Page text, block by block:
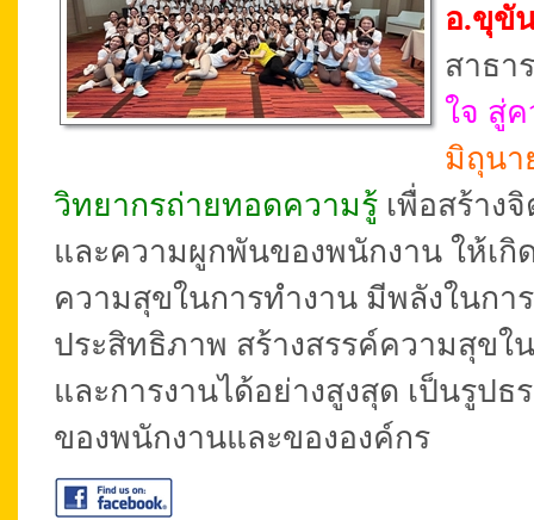
อ.ขุขั
สาธา
ใจ สู่
มิถุนา
วิทยากรถ่ายทอดความรู้ เพื่อสร้าง
และความผูกพันของพนักงาน ให้เ
ความสุขในการทำงาน มีพลังในก
ประสิทธิภาพ สร้างสรรค์ความสุข
และการงานได้อย่างสูงสุด เป็นรูป
ของพนักงานและขององค์กร